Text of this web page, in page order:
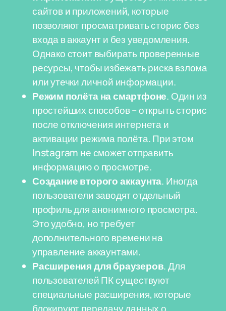
сайтов и приложений, которые
позволяют просматривать сторис без
входа в аккаунт и без уведомления.
Однако стоит выбирать проверенные
ресурсы, чтобы избежать риска взлома
или утечки личной информации.
Режим полёта на смартфоне. Один из
простейших способов – открыть сторис
после отключения интернета и
активации режима полёта. При этом
Instagram не сможет отправить
информацию о просмотре.
Создание второго аккаунта. Иногда
пользователи заводят отдельный
профиль для анонимного просмотра.
Это удобно, но требует
дополнительного времени на
управление аккаунтами.
Расширения для браузеров. Для
пользователей ПК существуют
специальные расширения, которые